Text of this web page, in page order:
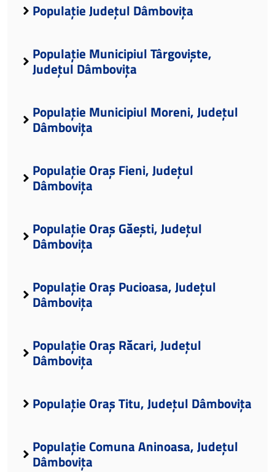
Populație Județul Dâmbovița
Populație Municipiul Târgoviște,
Județul Dâmbovița
Populație Municipiul Moreni, Județul
Dâmbovița
Populație Oraș Fieni, Județul
Dâmbovița
Populație Oraș Găești, Județul
Dâmbovița
Populație Oraș Pucioasa, Județul
Dâmbovița
Populație Oraș Răcari, Județul
Dâmbovița
Populație Oraș Titu, Județul Dâmbovița
Populație Comuna Aninoasa, Județul
Dâmbovița